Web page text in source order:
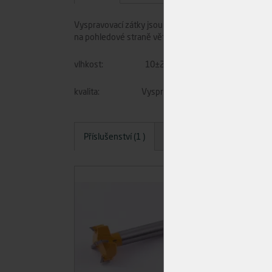
Vyspravovací zátky jsou určeny na opravy
na pohledové straně větvové zátky dokonale imitují
vlhkost: 10±2%
kvalita: Vyspravovací zátky jsou tříděny a
Příslušenství (1 )